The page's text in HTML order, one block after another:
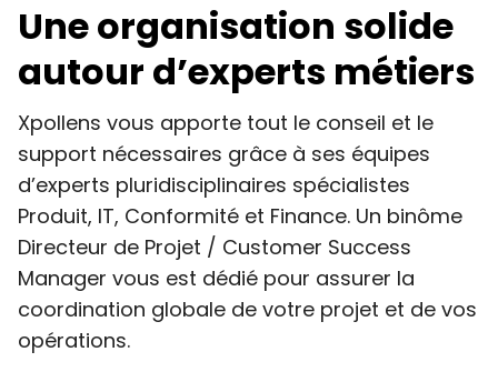
Une organisation solide
autour d’experts métiers
Xpollens vous apporte tout le conseil et le
support nécessaires grâce à ses équipes
d’experts pluridisciplinaires spécialistes
Produit, IT, Conformité et Finance. Un binôme
Directeur de Projet / Customer Success
Manager vous est dédié pour assurer la
coordination globale de votre projet et de vos
opérations.